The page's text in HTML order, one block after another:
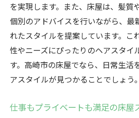
を実現します。また、床屋は、髪質
個別のアドバイスを行いながら、最
れたスタイルを提案しています。こ
性やニーズにぴったりのヘアスタイ
す。高崎市の床屋でなら、日常生活
アスタイルが見つかることでしょう。
仕事もプライベートも満足の床屋